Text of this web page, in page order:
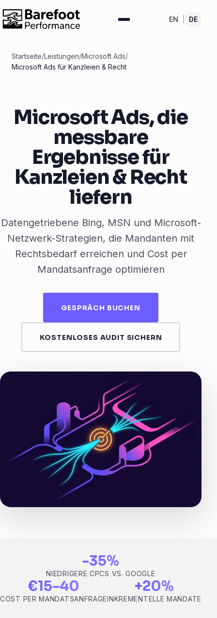
EN DE
Startseite/Leistungen/Microsoft Ads/
Microsoft Ads für Kanzleien & Recht
Microsoft Ads, die
messbare
Ergebnisse für
Kanzleien & Recht
liefern
Datengetriebene Bing, MSN und Microsoft-
Netzwerk-Strategien, die Mandanten mit
Rechtsbedarf erreichen und Cost per
Mandatsanfrage optimieren
GESPRÄCH BUCHEN
KOSTENLOSES AUDIT SICHERN
-35%
NIEDRIGERE CPCS VS. GOOGLE
€15–40
COST PER MANDATSANFRAGE
+20%
INKREMENTELLE MANDATE